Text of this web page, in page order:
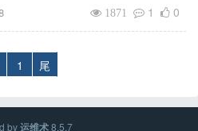
1871 1 0
1 尾
by运维术8.5.7